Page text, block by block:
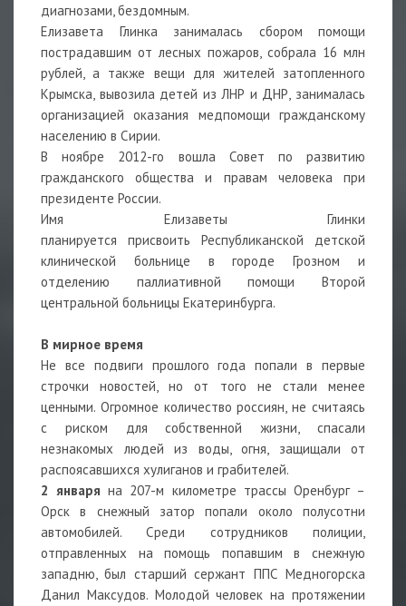
диагнозами, бездомным.
Елизавета Глинка занималась сбором помощи
пострадавшим от лесных пожаров, собрала 16 млн
рублей, а также вещи для жителей затопленного
Крымска, вывозила детей из ЛНР и ДНР, занималась
организацией оказания медпомощи гражданскому
населению в Сирии.
В ноябре 2012-го вошла Совет по развитию
гражданского общества и правам человека при
президенте России.
Имя Елизаветы Глинки
планируется присвоить Республиканской детской
клинической больнице в городе Грозном и
отделению паллиативной помощи Второй
центральной больницы Екатеринбурга.
В мирное время
Не все подвиги прошлого года попали в первые
строчки новостей, но от того не стали менее
ценными. Огромное количество россиян, не считаясь
с риском для собственной жизни, спасали
незнакомых людей из воды, огня, защищали от
распоясавшихся хулиганов и грабителей.
2 января на 207-м километре трассы Оренбург –
Орск в снежный затор попали около полусотни
автомобилей. Среди сотрудников полиции,
отправленных на помощь попавшим в снежную
западню, был старший сержант ППС Медногорска
Данил Максудов. Молодой человек на протяжении